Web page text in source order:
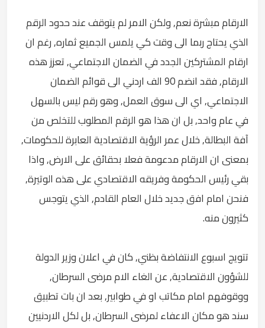
الارقام مبشرة نعم, ولكن الامر لم يتوقف عند حدود الرقم
الذي يحتاج ربما الى وقت كي يلمس الجميع ثماره, رغم ان
ارقام المشتركين الجدد في الضمان الاجتماعي, تعزز هذه
الارقام, فقد انضم 90 الف اردني الى قوائم الضمان
الاجتماعي, اي الى سوق العمل, وهو رقم ليس بالسهل
في عام واحد, بل ان هذا هو الرقم المطلوب للتخلص من
آفة البطالة, خلال عمر الرؤية الاقتصادية العابرة للحكومات,
بمعنى ان الارقام مدعومة فعلا بحقائق على الارض, واذا
بقي رئيس الحكومة وفريقه الاقتصادي على هذه الوتيرة,
فنحن امام افق جديد خلال العام القادم, الذي يتوجس
كثيرون منه.
تتويج اسبوع الانتفاضة بظني, كان في اعلان وزير الدولة
للشؤون الاقتصادية, عن الغاء الام مرضى السرطان,
ووقوفهم امام مكاتب او في طوابير, بعد ان بات تطبيق
سند هو مكان الاعفاء لمرضى السرطان, بل لكل الاردنيين